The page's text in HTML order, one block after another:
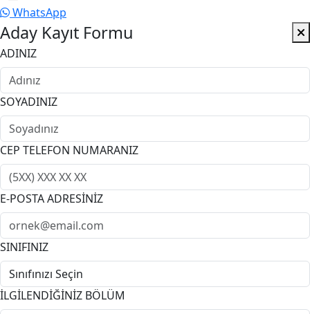
WhatsApp
Aday Kayıt Formu
ADINIZ
SOYADINIZ
CEP TELEFON NUMARANIZ
E-POSTA ADRESİNİZ
SINIFINIZ
İLGİLENDİĞİNİZ BÖLÜM